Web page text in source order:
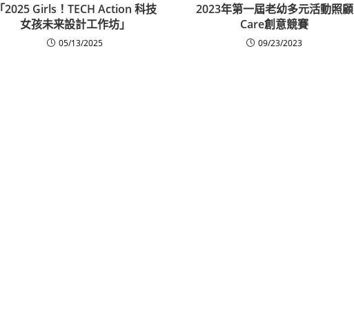
「2025 Girls！TECH Action 科技
女孩未来設計工作坊」
05/13/2025
2023年第一屆老幼多元活動照顧
Care創意競賽
09/23/2023